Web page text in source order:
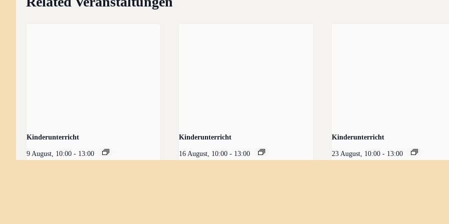
Kinderunterricht
9 August, 10:00 - 13:00
Kinderunterricht
16 August, 10:00 - 13:00
Kinderunterricht
23 August, 10:00 - 13:00